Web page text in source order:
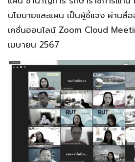
นโยบายและแผน เป็นผู้ชี้แจง ผ่านสื่
เคชั่นออนไลน์ Zoom Cloud
เมษายน 2567